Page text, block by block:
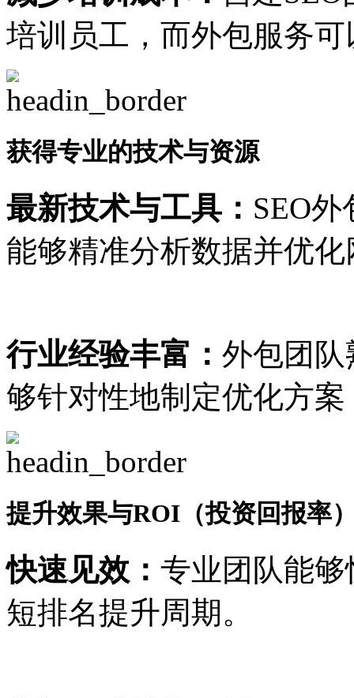
培训员工，而外包服务
获得专业的技术与资源
最新技术与工具： SEO
能够精准分析数据并优化
行业经验丰富： 外包团队
够针对性地制定优化方
提升效果与ROI（投资回报率
快速见效： 专业团队能
短排名提升周期。